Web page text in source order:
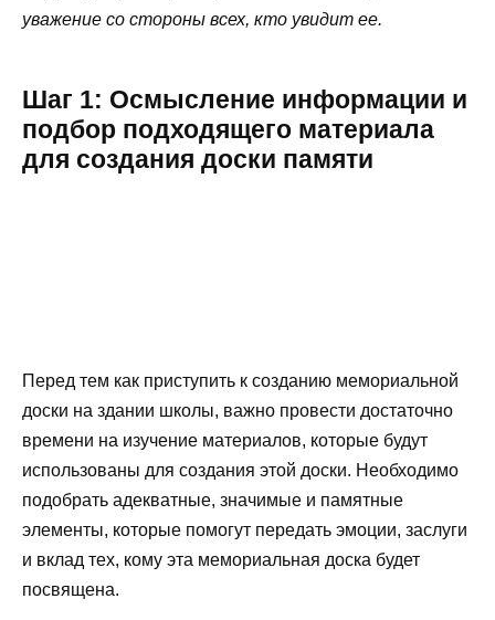
уважение со стороны всех, кто увидит ее.
Шаг 1: Осмысление информации и
подбор подходящего материала
для создания доски памяти
Перед тем как приступить к созданию мемориальной
доски на здании школы, важно провести достаточно
времени на изучение материалов, которые будут
использованы для создания этой доски. Необходимо
подобрать адекватные, значимые и памятные
элементы, которые помогут передать эмоции, заслуги
и вклад тех, кому эта мемориальная доска будет
посвящена.